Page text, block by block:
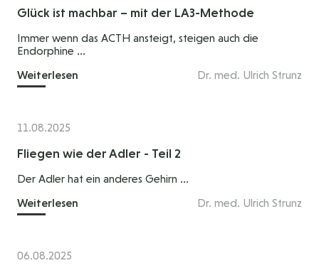
Glück ist machbar – mit der LA3-Methode
Immer wenn das ACTH ansteigt, steigen auch die
Endorphine ...
Weiterlesen
Dr. med. Ulrich Strunz
11.08.2025
Fliegen wie der Adler - Teil 2
Der Adler hat ein anderes Gehirn ...
Weiterlesen
Dr. med. Ulrich Strunz
06.08.2025